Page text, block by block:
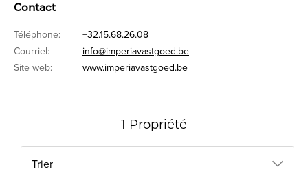
Contact
Téléphone:
+32.15.68.26.08
Courriel:
info@imperiavastgoed.be
Site web:
www.imperiavastgoed.be
1 Propriété
Trier